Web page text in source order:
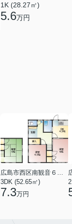
1K (28.27㎡)
5.6万円
3DK (52.65㎡)
7.3万円